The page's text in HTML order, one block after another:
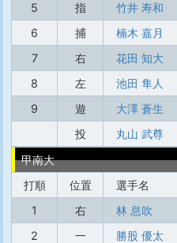
5
指 竹井 寿和
6
捕 楠木 嘉月
7
右 花田 知大
8
左 池田 隼人
9
遊 大澤 蒼生
投
丸山 武尊
甲南大
打順
位置 選手名
1
右 林 息吹
2
一 勝股 優太